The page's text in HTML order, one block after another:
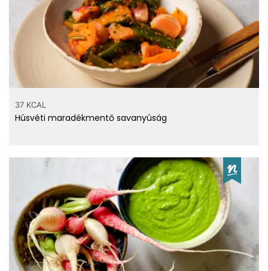
Top ásványi anyagok
Kalcium 187 mg
76 mg
Foszfor 66 mg
Magnézium
0.251 g
Kolin 35.3 mg
C vitamin 35 mg
Lutein+zeaxantin 13610 µg
37 KCAL
Húsvéti maradékmentő savanyúság